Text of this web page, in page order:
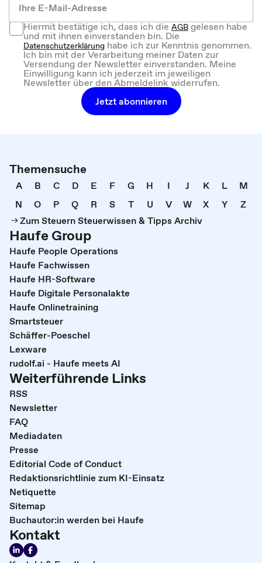
Hiermit bestätige ich, dass ich dieAGBgelesen habe
und mit ihnen einverstanden bin. Die
Datenschutzerklärung habe ich zur Kenntnis genommen.
Ich bin mit der Verarbeitung meiner Daten zur
Versendung der Newsletter einverstanden. Meine
Einwilligung kann ich jederzeit im jeweiligen
Newsletter über den Abmeldelink widerrufen.
Jetzt abonnieren
Themensuche
A B C D E F G H I J K L
M
N
O P Q R S T U V W X Y
Z
Zum Steuern Steuerwissen & Tipps Archiv
Haufe Group
Haufe People Operations
Haufe Fachwissen
Haufe HR-Software
Haufe Digitale Personalakte
Haufe Onlinetraining
Smartsteuer
Schäffer-Poeschel
Lexware
rudolf.ai - Haufe meets AI
Weiterführende Links
RSS
Newsletter
FAQ
Mediadaten
Presse
Editorial Code of Conduct
Redaktionsrichtlinie zum KI-Einsatz
Netiquette
Sitemap
Buchautor:in werden bei Haufe
Kontakt